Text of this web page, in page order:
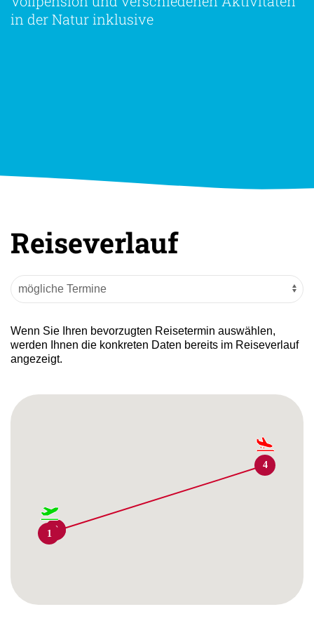
in der Natur inklusive
Reiseverlauf
Wenn Sie Ihren bevorzugten Reisetermin auswählen,
werden Ihnen die konkreten Daten bereits im Reiseverlauf
angezeigt.
1 12
3
4